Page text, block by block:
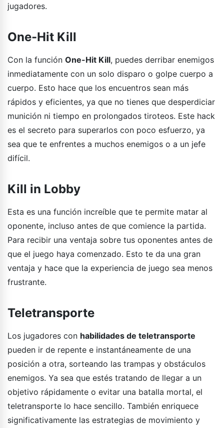
jugadores.
One-Hit Kill
Con la función One-Hit Kill, puedes derribar enemigos
inmediatamente con un solo disparo o golpe cuerpo a
cuerpo. Esto hace que los encuentros sean más
rápidos y eficientes, ya que no tienes que desperdiciar
munición ni tiempo en prolongados tiroteos. Este hack
es el secreto para superarlos con poco esfuerzo, ya
sea que te enfrentes a muchos enemigos o a un jefe
difícil.
Kill in Lobby
Esta es una función increíble que te permite matar al
oponente, incluso antes de que comience la partida.
Para recibir una ventaja sobre tus oponentes antes de
que el juego haya comenzado. Esto te da una gran
ventaja y hace que la experiencia de juego sea menos
frustrante.
Teletransporte
Los jugadores con habilidades de teletransporte
pueden ir de repente e instantáneamente de una
posición a otra, sorteando las trampas y obstáculos
enemigos. Ya sea que estés tratando de llegar a un
objetivo rápidamente o evitar una batalla mortal, el
teletransporte lo hace sencillo. También enriquece
significativamente las estrategias de movimiento y